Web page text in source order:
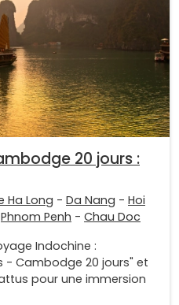
20 jours :
Ha Long - Da Nang - Hoi
Phnom Penh - Chau Doc
Indochine :
- Cambodge 20 jours" et
pour une immersion